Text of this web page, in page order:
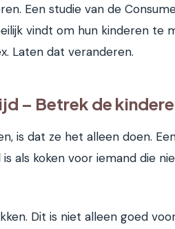
Een studie van de
vindt om hun kinderen te
Laten dat veranderen.
– Betrek de
is dat ze het alleen doen.
als koken voor iemand die
Dit is niet alleen goed